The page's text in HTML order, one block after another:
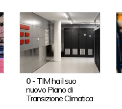
0- TIM ha il suo
nuovo Piano di
Transizione Climatica